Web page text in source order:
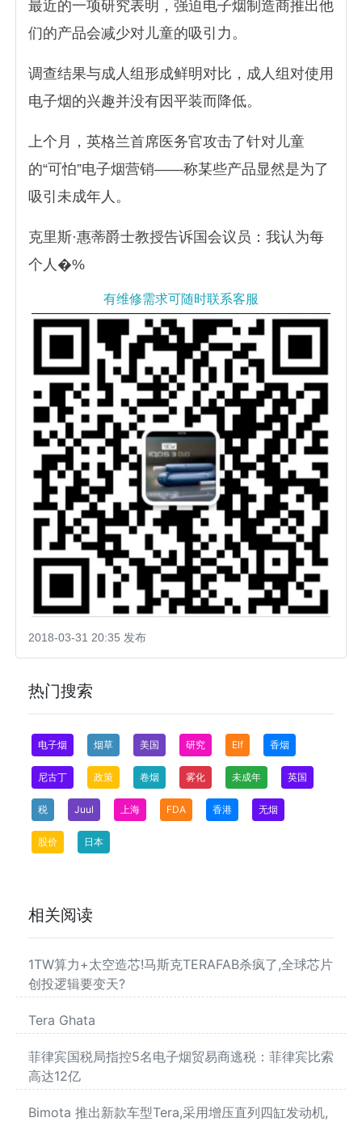
最近的一项研究表明，强迫电子烟制造商推出他
们的产品会减少对儿童的吸引力。
调查结果与成人组形成鲜明对比，成人组对使用
电子烟的兴趣并没有因平装而降低。
上个月，英格兰首席医务官攻击了针对儿童
的“可怕”电子烟营销——称某些产品显然是为了
吸引未成年人。
克里斯·惠蒂爵士教授告诉国会议员：我认为每
个人�%
有维修需求可随时联系客服
2018-03-31 20:35 发布
热门搜索
电子烟 烟草 美国 研究 Elf 香烟
尼古丁 政策 卷烟 雾化 未成年 英国
税 Juul 上海 FDA 香港 无烟
股价 日本
相关阅读
1TW算力+太空造芯!马斯克TERAFAB杀疯了,全球芯片
创投逻辑要变天?
Tera Ghata
菲律宾国税局指控5名电子烟贸易商逃税：菲律宾比索
高达12亿
Bimota 推出新款车型Tera,采用增压直列四缸发动机,